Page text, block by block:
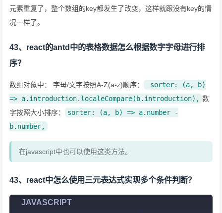
元素重复了，整个数组的key都发生了改变，这样就跟没有key的情
况一样了。
43、react的antd中的表格数据怎么根据数字字母进行排
序？
数组对象中： 字母/文字按照A-Z(a-z)顺序：
sorter: (a, b)
=> a.introduction.localeCompare(b.introduction), 数
字按照大小排序：
sorter: (a, b) => a.number -
b.number,
在javascript中也可以使用这类方法。
43、react中怎么使用三元表达式实现多个条件判断？
JAVASCRIPT